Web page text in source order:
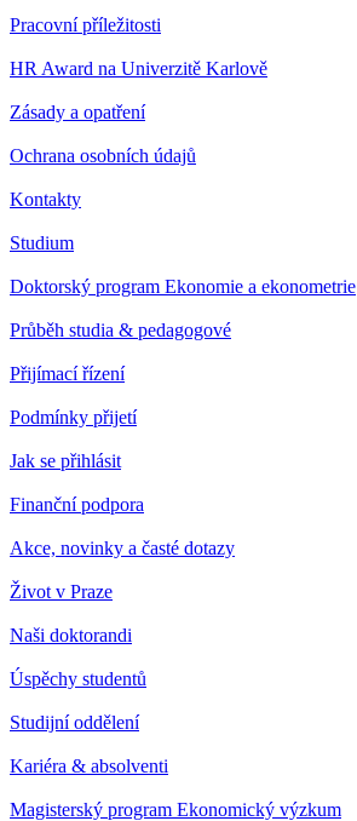
Pracovní příležitosti
HR Award na Univerzitě Karlově
Zásady a opatření
Ochrana osobních údajů
Kontakty
Studium
Doktorský program Ekonomie a ekonometrie
Průběh studia & pedagogové
Přijímací řízení
Podmínky přijetí
Jak se přihlásit
Finanční podpora
Akce, novinky a časté dotazy
Život v Praze
Naši doktorandi
Úspěchy studentů
Studijní oddělení
Kariéra & absolventi
Magisterský program Ekonomický výzkum